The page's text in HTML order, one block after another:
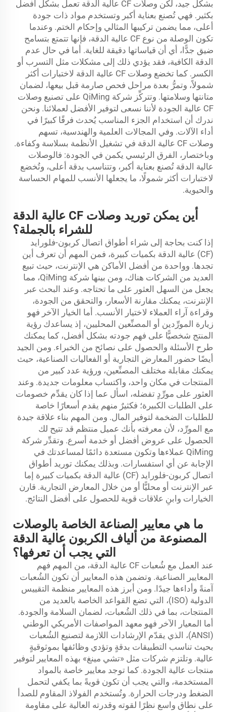
بشكل جيد، لكن وصلات CF عالية الدقة تعمل بشكل أفضل
بكثير. فهي تُصنع بعناية أكبر وتستخدم مواد ذات جودة
أعلى، مما يضمن تركيبها المثالي وإحكام الختم. وعندما
تكون الوصلة من نوع CF عالية الدقة، فإنها تتمتع بتسامح
ضيق جدًّا، أي أن قياساتها دقيقة للغاية. أما في حال عدم
الدقة الكافية، فقد يؤدي ذلك إلى مشكلات مثل التسرب أو
الكسر. كما تخضع وصلات CF عالية الدقة لاختبارات أكثر
شمولاً، وتمرُّ بعدة مراحل فحص صارمة قبل بيعها، لضمان
متانتها وسلامتها. وتتركِّز شركة QiMing على تصنيع وصلات
CF عالية الجودة لأننا نسعى لتوفير الأفضل لعملائنا. ونحن
ندرك أن استخدام الجزء المناسب يُحدث فرقًا كبيرًا في
أداء الآلات. وفي المجالات العلمية والهندسية، تسهم
وصلات CF عالية الدقة في تشغيل الأنظمة بسلاسة وكفاءة.
وباختصار، الفرق الرئيسي يكمن في الجودة: فالوصلات
عالية الدقة تُصنع بعناية أكبر، وتتناسب بدقة أعلى، وتُخضع
لاختبارات أكثر شمولًا، ما يجعلها الأنسب للمهام الحساسة
والحيوية.
أين يمكن توريد وصلات CF عالية الدقة
للشراء بالجملة؟
إذا كنت بحاجة إلى شراء أطواق اتصال كربون-فلورايد
(CF) عالية الدقة بكميات كبيرة، فمن المهم أن تعرف أين
تجدها. وواحدة من أفضل الأماكن هي الإنترنت، حيث تبيع
العديد من الشركات هناك، ومن بينها شركة QiMing، مما
يجعل من السهل العثور على ما تحتاجه. وعند البحث عبر
الإنترنت، يمكنك مقارنة الأسعار، والتحقق من الجودة،
وقراءة آراء العملاء لاختيار الأنسب. أما الخيار الآخر فهو
زيارة المورِّدين أو المصنِّعين المحليين، إذ يساعدك رؤية
المنتج شخصيًّا على فهم جودته بشكل أفضل، كما يمكنك
طرح الأسئلة والحصول على نصائح من الخبراء. ومن الجيد
أيضًا حضور المعارض التجارية أو الفعاليات الصناعية، حيث
يمكنك مقابلة مختلف المصنِّعين، ورؤية عدد كبير من
المنتجات في مكان واحد، واكتساب معلومات جديدة. وعند
العثور على مورِّدٍ تفضله، اسأل عما إذا كان يقدِّم خصومات
على الطلبات الكبيرة؛ فكثيرٌ منهم يقدم أسعارًا خاصة
للطلبات الضخمة لتوفير المال. ومن المهم بناء علاقة جيدة
مع المورِّد، لأن معرفته بأنك عميل منتظم قد تتيح لك
الحصول على عروض أفضل أو خدمة أسرع. وتقدِّر شركة
QiMing عملاءها وتكون مستعدة دائمًا لمساعدتك في
الإجابة عن أي استفسارات. وبذلك يمكنك توريد أطواق
اتصال كربون-فلورايد (CF) عالية الدقة بكميات كبيرة إما
عبر الإنترنت أو محليًّا أو من خلال المعارض التجارية. قارن
الخيارات وابنِ علاقات قوية للحصول على أفضل النتائج.
ما هي معايير الصناعة الخاصة بالوصلات
المصنوعة من ألياف الكربون عالية الدقة
التي يجب أن تعرفها؟
عند العمل مع شُعبات CF عالية الدقة، من المهم فهم
المعايير الصناعية. وتضمن هذه المعايير أن تكون الشُعبات
آمنةً وأداءها جيدًا. ومن أبرز هذه المعايير منظمة التقييس
الدولية (ISO)، التي تضع القواعد الخاصة بالعديد من
المنتجات، بما في ذلك الشُعبات، لضمان السلامة والجودة.
أما المعيار الآخر فهو معهد المواصفات الأمريكي الوطني
(ANSI)، الذي يقدّم الإرشادات اللازمة لتصنيع الشُعبات
بحيث تناسب التطبيقات بدقةٍ وتؤدي وظائفها بموثوقيةٍ
عالية. وتلتزم شركات مثل «تشي مينغ» بهذه المعايير لتوفير
منتجات عالية الجودة. كما توجد معايير خاصة بالمواد
المستخدمة، والتي يجب أن تكون قويةً بما يكفي لتحمل
الضغط ودرجات الحرارة. وتُستخدم الفولاذ المقاوم للصدأ
على نطاق واسع نظرًا لقوته وقدرته العالية على مقاومة